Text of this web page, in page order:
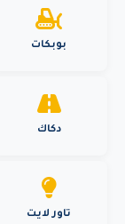
بوبكات
دكاك
تاور لايت